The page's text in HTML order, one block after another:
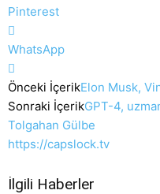
Pinterest
WhatsApp
Önceki İçerikElon Musk,
Sonraki İçerikGPT-4,
Tolgahan Gülbe
https://capslock.tv
İlgili Haberler